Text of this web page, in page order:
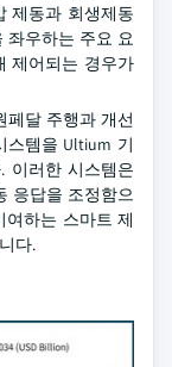
제동과 회생제동
좌우하는 주요 요
제어되는 경우가
페달 주행과 개선
스템을 Ultium 기
이러한 시스템은
응답을 조정함으
하는 스마트 제
다.